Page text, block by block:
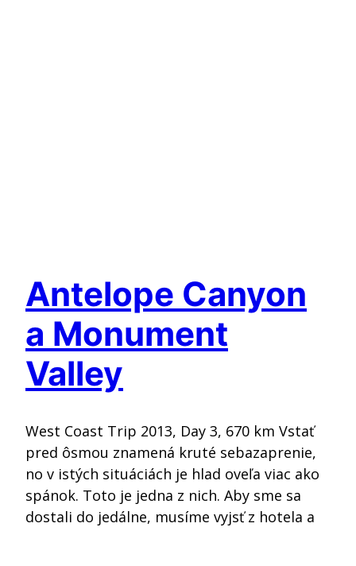
Antelope Canyon
a Monument
Valley
West Coast Trip 2013, Day 3, 670 km Vstať
pred ôsmou znamená kruté sebazaprenie,
no v istých situáciách je hlad oveľa viac ako
spánok. Toto je jedna z nich. Aby sme sa
dostali do jedálne, musíme vyjsť z hotela a